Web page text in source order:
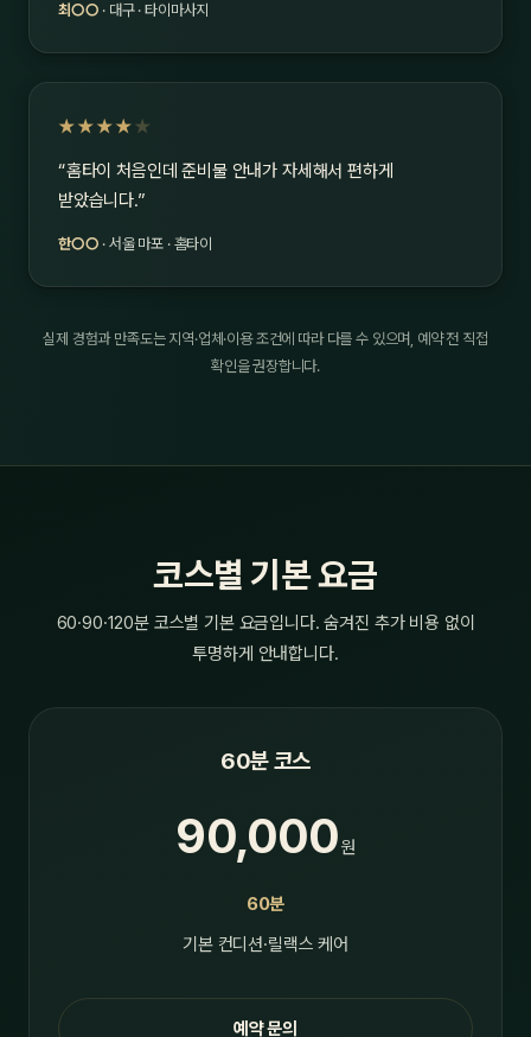
최○○ · 대구 · 타이마사지
★★★★ ★
“홈타이 처음인데 준비물 안내가 자세해서 편하게
받았습니다.”
한○○ · 서울 마포 · 홈타이
실제 경험과 만족도는 지역·업체·이용 조건에 따라 다를 수 있으며, 예약 전 직접
확인을 권장합니다.
코스별 기본 요금
60·90·120분 코스별 기본 요금입니다. 숨겨진 추가 비용 없이
투명하게 안내합니다.
60분 코스
90,000원
60분
기본 컨디션·릴랙스 케어
예약 문의